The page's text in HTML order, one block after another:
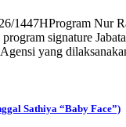
1447HProgram Nur
signature
yang
Sathiya “Baby Face”)